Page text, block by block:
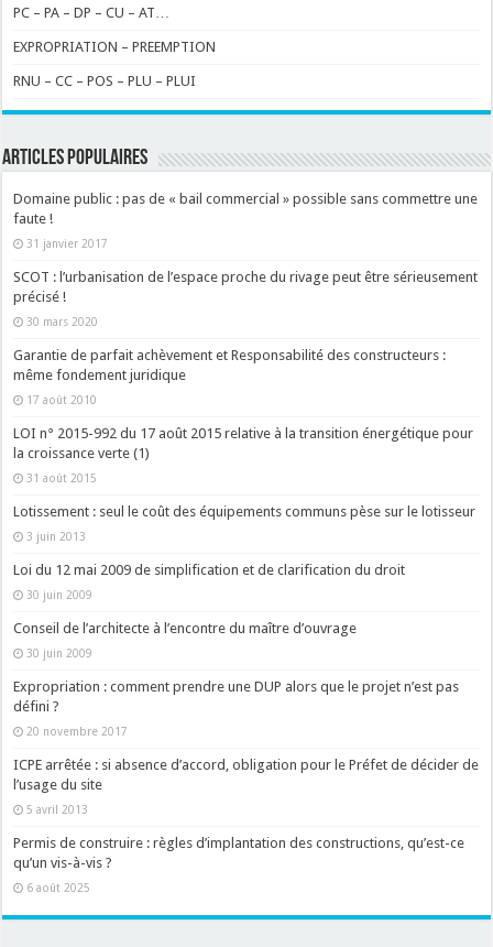
PC – PA – DP – CU – AT…
EXPROPRIATION – PREEMPTION
RNU – CC – POS – PLU – PLUI
ARTICLES POPULAIRES
Domaine public : pas de « bail commercial » possible sans commettre une
faute !
31 janvier 2017
SCOT : l’urbanisation de l’espace proche du rivage peut être sérieusement
précisé !
30 mars 2020
Garantie de parfait achèvement et Responsabilité des constructeurs :
même fondement juridique
17 août 2010
LOI n° 2015-992 du 17 août 2015 relative à la transition énergétique pour
la croissance verte (1)
31 août 2015
Lotissement : seul le coût des équipements communs pèse sur le lotisseur
3 juin 2013
Loi du 12 mai 2009 de simplification et de clarification du droit
30 juin 2009
Conseil de l’architecte à l’encontre du maître d’ouvrage
30 juin 2009
Expropriation : comment prendre une DUP alors que le projet n’est pas
défini ?
20 novembre 2017
ICPE arrêtée : si absence d’accord, obligation pour le Préfet de décider de
l’usage du site
5 avril 2013
Permis de construire : règles d’implantation des constructions, qu’est-ce
qu’un vis-à-vis ?
6 août 2025